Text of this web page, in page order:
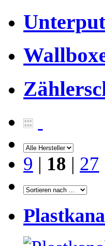
9 | 18 | 27